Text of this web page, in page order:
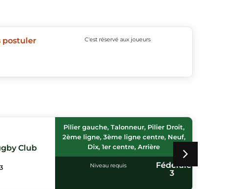
postuler C'est réservé aux joueurs
Club
Pilier gauche, Talonneur, Pilier Droit,
2ème ligne, 3ème ligne centre, Neuf,
Dix, 1er centre, Arrière
Niveau requis
Fédérale
3